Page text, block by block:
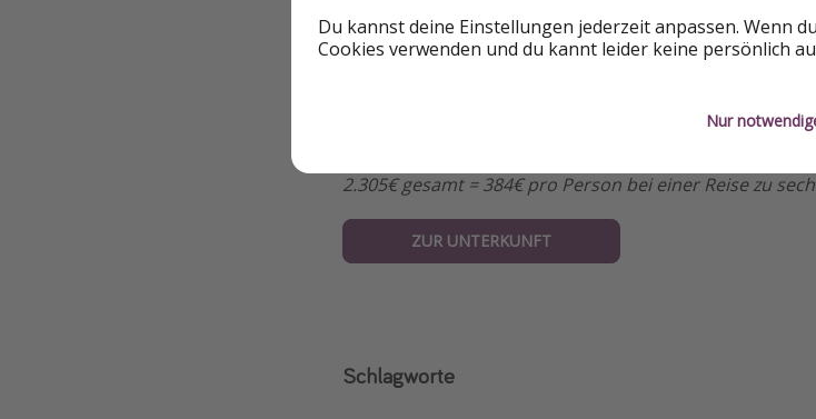
2.305€ gesamt = 384€ pro Person bei einer Reise zu
ZUR UNTERKUNFT
Schlagworte
Du kannst deine Einstellungen jederzeit anpassen. Wenn
Cookies verwenden und du kannt leider keine persönlich
Nur